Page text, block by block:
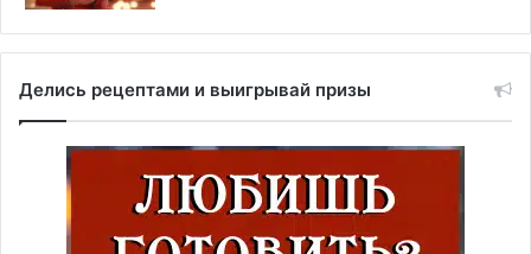
Делись рецептами и выигрывай призы